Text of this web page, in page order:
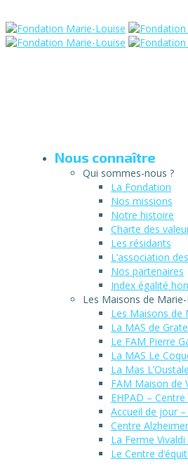
Nous connaître
Qui sommes-nous ?
La Fondation
Nos missions
Notre histoire
Charte des
Les résidants
L’association
Nos partenaires
Index égalité
Les Maisons de
Les Maisons de
La MAS de
Le FAM Pierre
La MAS Le
La Mas
FAM Maison de
EHPAD –
Accueil de jour
Centre
La Ferme
Le Centre